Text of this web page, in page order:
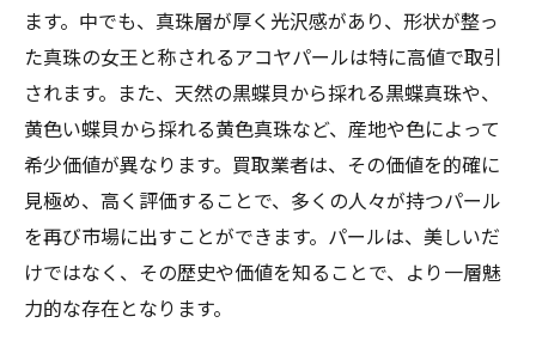
ます。中でも、真珠層が厚く光沢感があり、形状が整っ
た真珠の女王と称されるアコヤパールは特に高値で取引
されます。また、天然の黒蝶貝から採れる黒蝶真珠や、
黄色い蝶貝から採れる黄色真珠など、産地や色によって
希少価値が異なります。買取業者は、その価値を的確に
見極め、高く評価することで、多くの人々が持つパール
を再び市場に出すことができます。パールは、美しいだ
けではなく、その歴史や価値を知ることで、より一層魅
力的な存在となります。